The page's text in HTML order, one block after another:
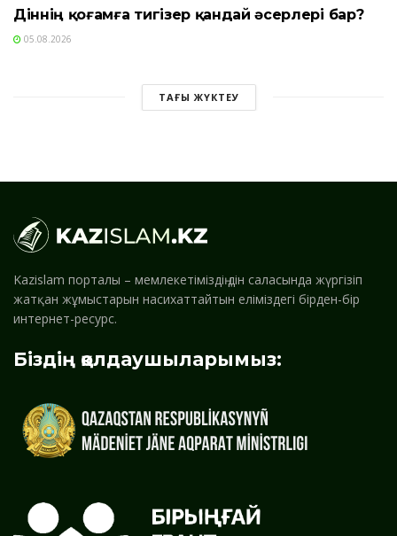
Діннің қоғамға тигізер қандай әсерлері бар?
05.08.2026
ТАҒЫ ЖҮКТЕУ
Kazislam порталы – мемлекетіміздің дін саласында жүргізіп
жатқан жұмыстарын насихаттайтын еліміздегі бірден-бір
интернет-ресурс.
Біздің қолдаушыларымыз: